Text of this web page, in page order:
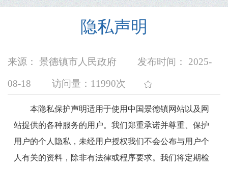
隐私声明
来源： 景德镇市人民政府 发布时间： 2025-
08-18 访问量： 11990次
本隐私保护声明适用于使用中国景德镇网站以及网
站提供的各种服务的用户。我们郑重承诺并尊重、保护
用户的个人隐私，未经用户授权我们不会公布与用户个
人有关的资料，除非有法律或程序要求。我们将定期检